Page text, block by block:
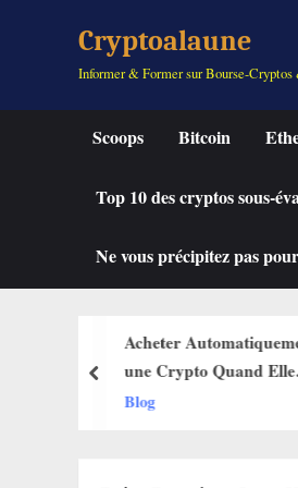
Cryptoalaune
Informer & Former sur Bourse-
Scoops Bitcoin
Top 10 des cryptos sous-
Ne vous précipitez pas
💰 Trust Wallet Permet
Désormais de Gagner
l’Argent Sans Trader ?
Blog
prev